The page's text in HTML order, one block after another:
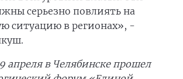
серьезно повлиять на
ситуацию в регионах», -
апреля в Челябинске прошел